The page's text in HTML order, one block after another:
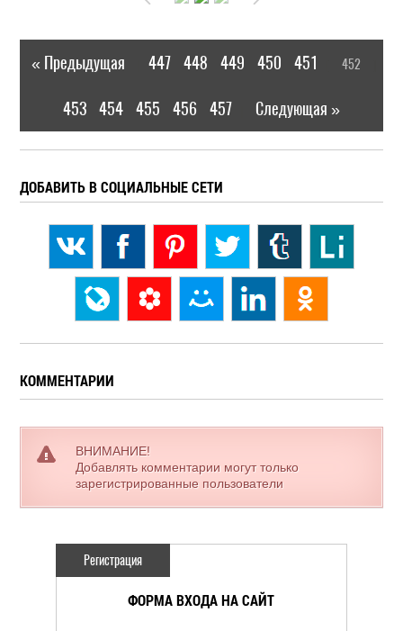
« Предыдущая 447 448 449 450 451 452
453 454 455 456 457 Следующая »
ДОБАВИТЬ В СОЦИАЛЬНЫЕ СЕТИ
КОММЕНТАРИИ
ВНИМАНИЕ!
Добавлять комментарии могут только
зарегистрированные пользователи
Регистрация
ФОРМА ВХОДА НА САЙТ